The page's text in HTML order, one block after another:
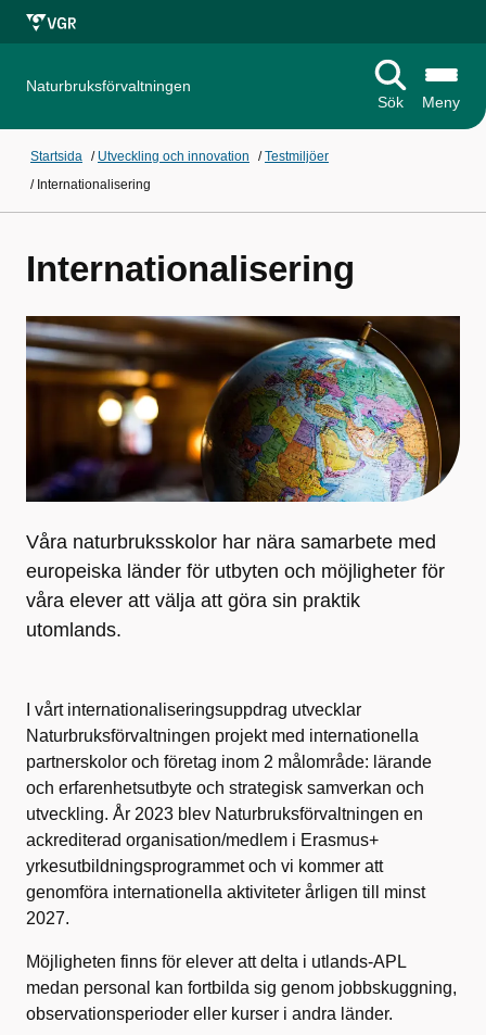
Naturbruksförvaltningen
Sök
Meny
Startsida / Utveckling och innovation /Testmiljöer
/ Internationalisering
Internationalisering
Våra naturbruksskolor har nära samarbete med
europeiska länder för utbyten och möjligheter för
våra elever att välja att göra sin praktik
utomlands.
I vårt internationaliseringsuppdrag utvecklar
Naturbruksförvaltningen projekt med internationella
partnerskolor och företag inom 2 målområde: lärande
och erfarenhetsutbyte och strategisk samverkan och
utveckling. År 2023 blev Naturbruksförvaltningen en
ackrediterad organisation/medlem i Erasmus+
yrkesutbildningsprogrammet och vi kommer att
genomföra internationella aktiviteter årligen till minst
2027.
Möjligheten finns för elever att delta i utlands-APL
medan personal kan fortbilda sig genom jobbskuggning,
observationsperioder eller kurser i andra länder.